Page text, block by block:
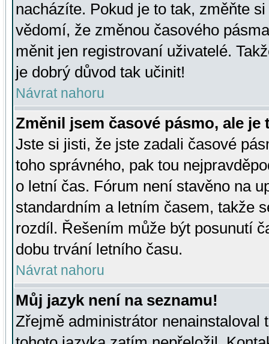
nacházíte. Pokud je to tak, změňte
vědomí, že změnou časového
měnit jen registrovaní uživatelé.
je dobrý důvod tak učinit!
Návrat nahoru
Změnil jsem časové pásmo, ale je
Jste si jisti, že jste zadali časové
toho správného, pak tou
o letní čas. Fórum není stavěno na
standardním a letním časem, takže
rozdíl. Řešením může být posunutí
dobu trvání letního času.
Návrat nahoru
Můj jazyk není na seznamu!
Zřejmě administrátor nenainstaloval